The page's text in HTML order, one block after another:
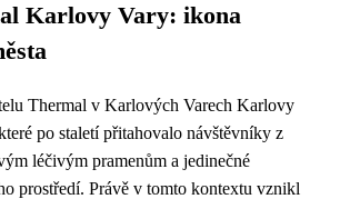
Karlovy Vary: ikona
Thermal v Karlových Varech Karlovy
po staletí přitahovalo návštěvníky z
léčivým pramenům a jedinečné
prostředí. Právě v tomto kontextu vznikl